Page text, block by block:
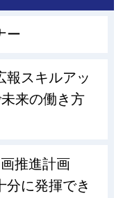
ー
報スキルアッ
来の働き方
画推進計画
分に発揮でき